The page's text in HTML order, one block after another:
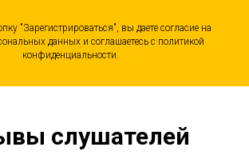
"Зарегистрироваться", вы даете согласие на
данных и соглашаетесь c политикой
конфиденциальности.
слушателей